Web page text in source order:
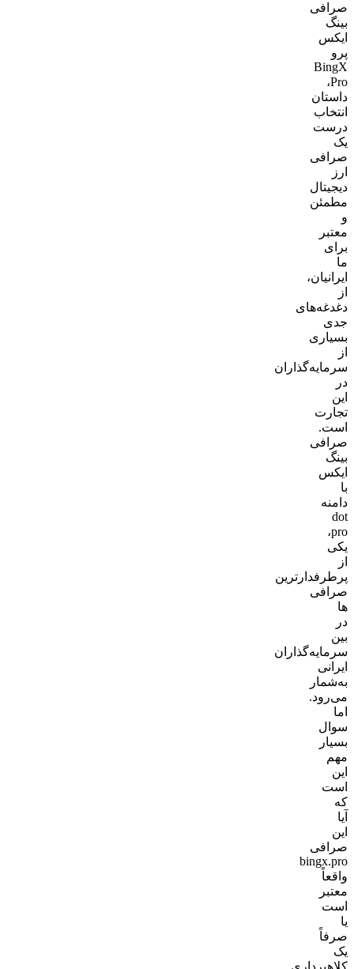
صرافی
بینگ
ایکس
پرو
BingX
Pro،
داستان
انتخاب
درست
یک
صرافی
ارز
دیجیتال
مطمئن
و
معتبر
برای
ما
ایرانیان،
از
دغدغه‌های
جدی
بسیاری
از
سرمایه‌گذاران
در
این
تجارت
است.
صرافی
بینگ
ایکس
با
دامنه
dot
pro،
یکی
از
پرطرفدارترین
صرافی
ها
در
بین
سرمایه‌گذاران
ایرانی
به‌شمار
می‌رود.
اما
سوال
بسیار
مهم
این
است
که
آیا
این
صرافی
bingx.pro
واقعاً
معتبر
است
یا
صرفاً
یک